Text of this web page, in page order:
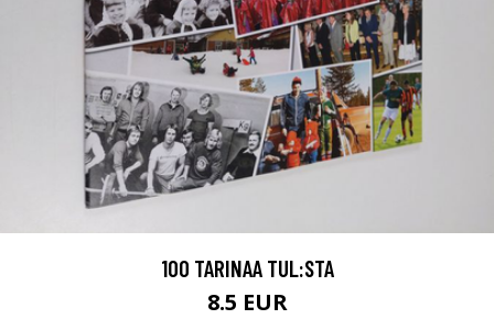
100 TARINAA TUL:STA
8.5 EUR